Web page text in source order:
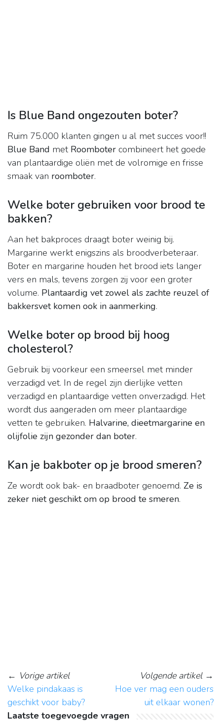
Is Blue Band ongezouten boter?
Ruim 75.000 klanten gingen u al met succes voor!!
Blue Band met Roomboter combineert het goede
van plantaardige oliën met de volromige en frisse
smaak van roomboter.
Welke boter gebruiken voor brood te
bakken?
Aan het bakproces draagt boter weinig bij.
Margarine werkt enigszins als broodverbeteraar.
Boter en margarine houden het brood iets langer
vers en mals, tevens zorgen zij voor een groter
volume. Plantaardig vet zowel als zachte reuzel of
bakkersvet komen ook in aanmerking.
Welke boter op brood bij hoog
cholesterol?
Gebruik bij voorkeur een smeersel met minder
verzadigd vet. In de regel zijn dierlijke vetten
verzadigd en plantaardige vetten onverzadigd. Het
wordt dus aangeraden om meer plantaardige
vetten te gebruiken. Halvarine, dieetmargarine en
olijfolie zijn gezonder dan boter.
Kan je bakboter op je brood smeren?
Ze wordt ook bak- en braadboter genoemd. Ze is
zeker niet geschikt om op brood te smeren.
← Vorige artikel
Welke pindakaas is
geschikt voor baby?
Volgende artikel→
Hoe ver mag een ouders
uit elkaar wonen?
Laatste toegevoegde vragen